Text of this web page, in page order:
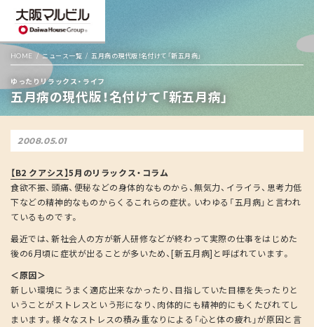
HOME ニュース一覧 五月病の現代版！名付けて「新五月病」
ゆったりリラックス・ライフ
五月病の現代版！名付けて「新五月病」
2008.05.01
【B2 クアシス】5月のリラックス・コラム
食欲不振、頭痛、便秘などの身体的なものから、無気力、イライラ、思考力低
下などの精神的なものからくるこれらの症状。いわゆる「五月病」と言われ
ているものです。
最近では、新社会人の方が新人研修などが終わって実際の仕事をはじめた
後の6月頃に症状が出ることが多いため、[新五月病]と呼ばれています。
＜原因＞
新しい環境にうまく適応出来なかったり、目指していた目標を失ったりと
いうことがストレスという形になり、肉体的にも精神的にもくたびれてし
まいます。様々なストレスの積み重なりによる「心と体の疲れ」が原因と言